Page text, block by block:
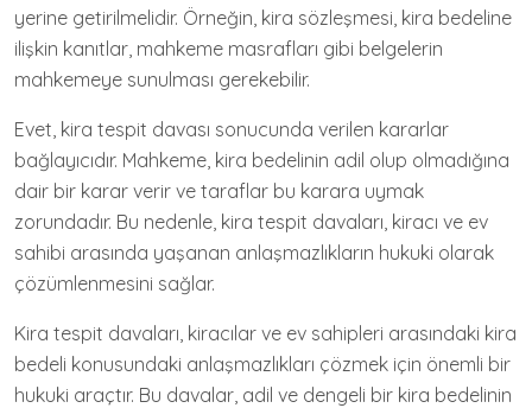
yerine getirilmelidir. Örneğin, kira sözleşmesi, kira bedeline
ilişkin kanıtlar, mahkeme masrafları gibi belgelerin
mahkemeye sunulması gerekebilir.
Evet, kira tespit davası sonucunda verilen kararlar
bağlayıcıdır. Mahkeme, kira bedelinin adil olup olmadığına
dair bir karar verir ve taraflar bu karara uymak
zorundadır. Bu nedenle, kira tespit davaları, kiracı ve ev
sahibi arasında yaşanan anlaşmazlıkların hukuki olarak
çözümlenmesini sağlar.
Kira tespit davaları, kiracılar ve ev sahipleri arasındaki kira
bedeli konusundaki anlaşmazlıkları çözmek için önemli bir
hukuki araçtır. Bu davalar, adil ve dengeli bir kira bedelinin